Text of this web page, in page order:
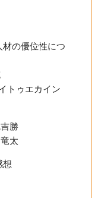
の優位性につ
トゥエカイン
勝
太
想